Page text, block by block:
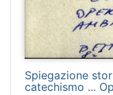
Spiegazione
catechismo ...